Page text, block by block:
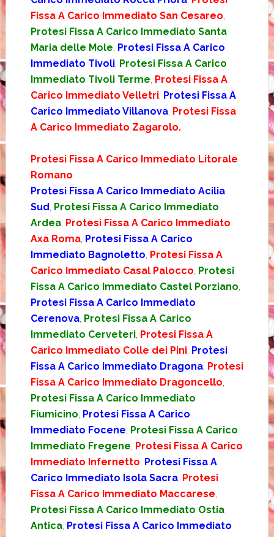
Fissa A Carico Immediato San Cesareo
Protesi Fissa A Carico Immediato Santa
Maria delle Mole Protesi Fissa A Carico
Immediato Tivoli, Protesi Fissa A Carico
Immediato Tivoli Terme Protesi Fissa A
Carico Immediato Velletri, Protesi Fissa A
Carico Immediato Villanova, Protesi Fissa
A Carico Immediato Zagarolo.
Protesi Fissa A Carico Immediato Litorale
Romano
Protesi Fissa A Carico Immediato Acilia
Sud Protesi Fissa A Carico Immediato
Ardea, Protesi Fissa A Carico Immediato
Axa Roma, Protesi Fissa A Carico
Immediato Bagnoletto Protesi Fissa A
Carico Immediato Casal Palocco Protesi
Fissa A Carico Immediato Castel Porziano
Protesi Fissa A Carico Immediato
Cerenova, Protesi Fissa A Carico
Immediato Cerveteri, Protesi Fissa A
Carico Immediato Colle dei Pini, Protesi
Fissa A Carico Immediato Dragona, Protesi
Fissa A Carico Immediato Dragoncello
Protesi Fissa A Carico Immediato
Fiumicino Protesi Fissa A Carico
Immediato Focene Protesi Fissa A Carico
Immediato Fregene Protesi Fissa A Carico
Immediato Infernetto Protesi Fissa A
Carico Immediato Isola Sacra, Protesi
Fissa A Carico Immediato Maccarese
Protesi Fissa A Carico Immediato Ostia
Antica, Protesi Fissa A Carico Immediato